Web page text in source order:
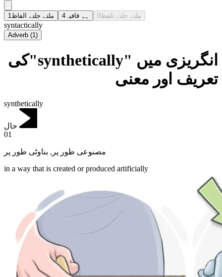
ملتے جلتے الفاظ 1 ہم قافیہ 4 ملتے جلتے تلفظ 0
syntactically
Adverb (1)
انگریزی میں "synthetically"کی
تعریف اور معنی
synthetically
حال
01
مصنوعی طور پر , بناوٹی طور پر
in a way that is created or produced artificially